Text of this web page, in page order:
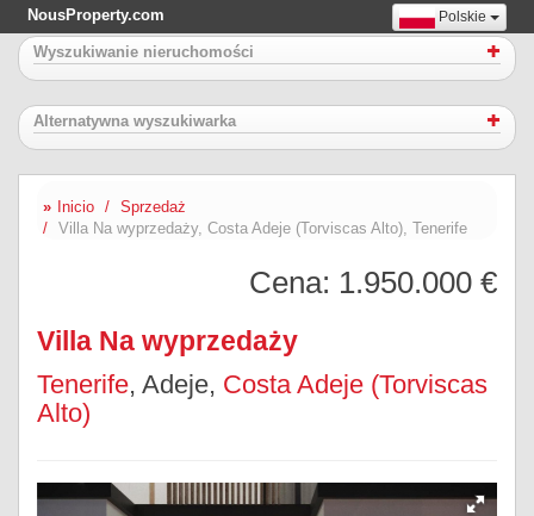
NousProperty.com Polskie
Wyszukiwanie nieruchomości
Alternatywna wyszukiwarka
Inicio
Sprzedaż
Villa Na wyprzedaży, Costa Adeje (Torviscas Alto), Tenerife
Cena: 1.950.000 €
Villa Na wyprzedaży
Tenerife, Adeje, Costa Adeje (Torviscas
Alto)